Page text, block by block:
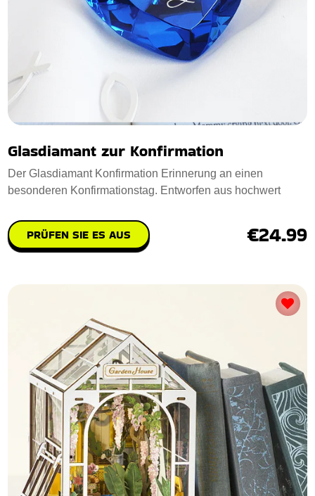
Glasdiamant zur Konfirmation
Der Glasdiamant Konfirmation Erinnerung an einen
besonderen Konfirmationstag. Entworfen aus hochwert
PRÜFEN SIE ES AUS €24.99